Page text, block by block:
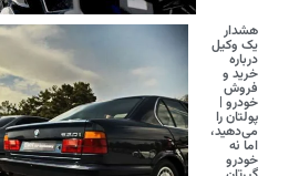
هشدار
یک وکیل
درباره
خرید و
فروش
خودرو |
پولتان را
می‌دهید،
اما نه
خودرو